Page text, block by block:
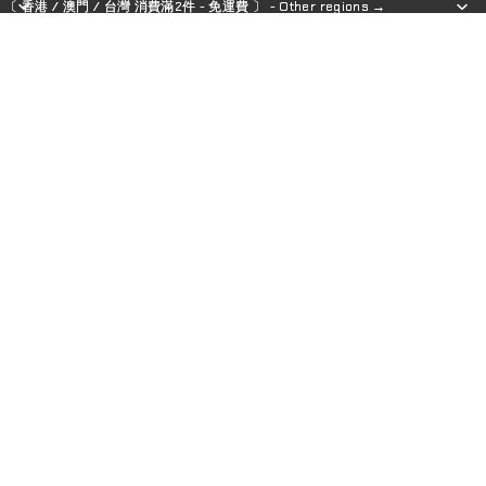
〔 香港 / 澳門 / 台灣 消費滿2件 - 免運費 〕 - Other regions →
〔 香港 / 澳門 / 台灣 消費滿2件 - 免運費 〕 - Other regions →